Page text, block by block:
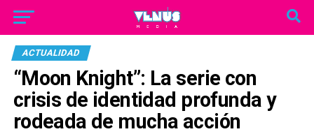
ACTUALIDAD
“Moon Knight”: La serie con
crisis de identidad profunda y
rodeada de mucha acción